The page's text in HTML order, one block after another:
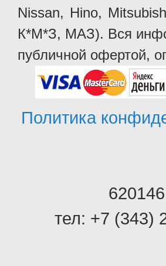
Nissan, Hino,
К*М*З, МАЗ). Вся
публичной офертой,
Политика
620146
тел: +7 (343)